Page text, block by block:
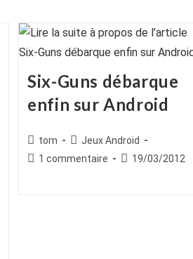
Six-Guns débarque
enfin sur Android
Auteur/autrice
de
tom
Post
category:
Jeux Android
Commentaires
1 commentaire
Publication
19/03/2012